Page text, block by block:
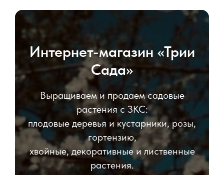
Интернет-магазин «Трии
Сада»
Выращиваем и продаем садовые
растения с ЗКС:
плодовые деревья и кустарники, розы,
гортензию,
хвойные, декоративные и лиственные
растения.